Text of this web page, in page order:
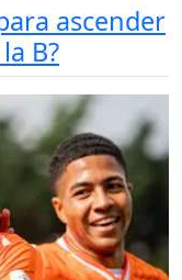
ascender
B?